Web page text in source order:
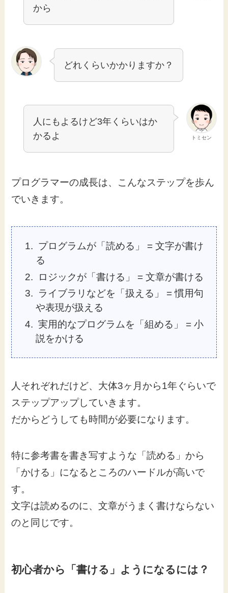
から
どれくらいかかりますか？
トミセン
人にもよるけど3年くらいはか
かるよ
プログラマーの成長は、こんなステップを歩ん
でいきます。
プログラムが「読める」 = 文字が書け
る
ロジックが「書ける」 = 文章が書ける
ライブラリなどを「扱える」 = 慣用句
や表現が扱える
実用的なプログラムを「組める」 = 小
説をかける
人それぞれだけど、大体3ヶ月から1年ぐらいで
ステップアップしていきます。
だからどうしても時間が必要になります。
特に参考書を書き写すような「読める」から
「かける」になるところのハードルが高いで
す。
文字は読めるのに、文章がうまく書けならない
のと同じです。
初心者から「書ける」ようになるには？